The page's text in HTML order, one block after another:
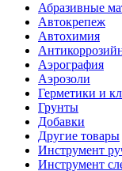
Абразивные
Автокрепеж
Автохимия
Аэрография
Аэрозоли
Герметики и
Грунты
Добавки
Другие товары
Инструмент
Инструмент